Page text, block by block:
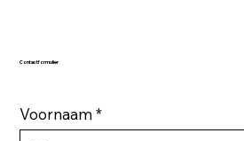
Contactformulier
Voornaam